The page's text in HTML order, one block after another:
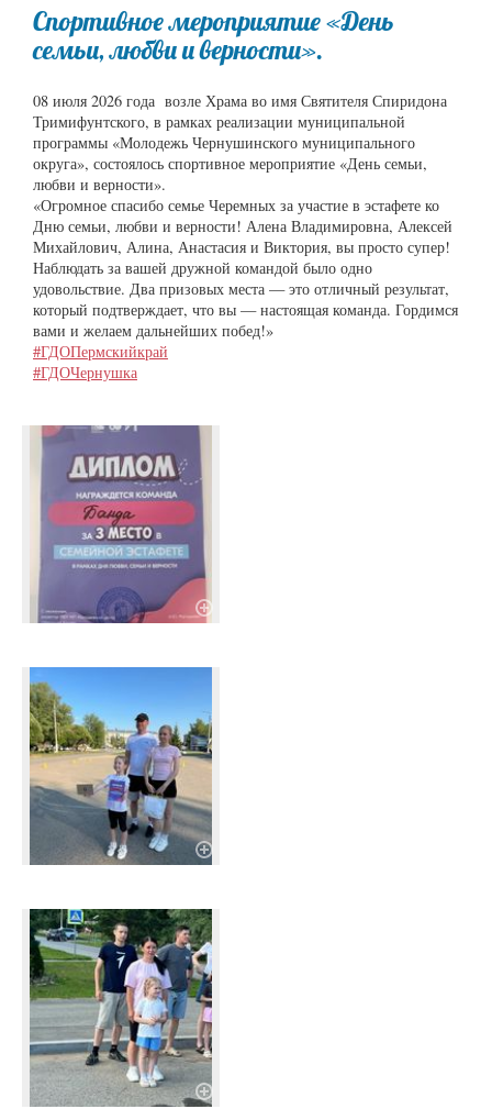
Спортивное мероприятие «День
семьи, любви и верности».
08 июля 2026 года возле Храма во имя Святителя Спиридона
Тримифунтского, в рамках реализации муниципальной
программы «Молодежь Чернушинского муниципального
округа», состоялось спортивное мероприятие «День семьи,
любви и верности».
«Огромное спасибо семье Черемных за участие в эстафете ко
Дню семьи, любви и верности! Алена Владимировна, Алексей
Михайлович, Алина, Анастасия и Виктория, вы просто супер!
Наблюдать за вашей дружной командой было одно
удовольствие. Два призовых места — это отличный результат,
который подтверждает, что вы — настоящая команда. Гордимся
вами и желаем дальнейших побед!»
#ГДОПермскийкрай
#ГДОЧернушка